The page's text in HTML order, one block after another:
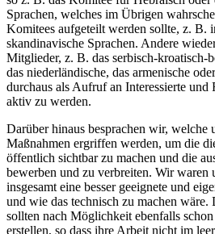
Sprachen, welches im Übrigen
Komitees aufgeteilt werden sollte, z. B.
skandinavische Sprachen. Andere
Mitglieder, z. B. das serbisch-kroatisch-
das niederländische, das armenische
durchaus als Aufruf an Interessierte und
aktiv zu werden.
Darüber hinaus besprachen wir, welche
Maßnahmen ergriffen werden, um die
öffentlich sichtbar zu machen und die
bewerben und zu verbreiten. Wir waren
insgesamt eine besser geeignete und
und wie das technisch zu machen
sollten nach Möglichkeit ebenfalls schon
erstellen, so dass ihre Arbeit nicht im